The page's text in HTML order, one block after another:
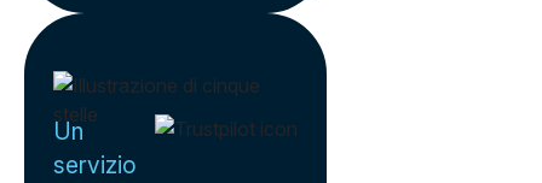
Un
servizio